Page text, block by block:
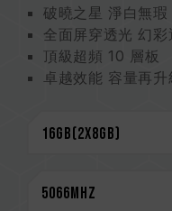
破曉之星 淨白無瑕
全面屏穿透光 幻彩
頂級超頻 10 層板
卓越效能 容量再升
支援多家燈效控制
中國新型專利(證